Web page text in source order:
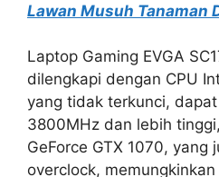
Lawan Musuh Tanaman
Laptop Gaming EVGA
dilengkapi dengan CPU
yang tidak terkunci,
3800MHz dan lebih
GeForce GTX 1070, yang
overclock,